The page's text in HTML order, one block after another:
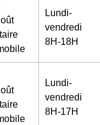
Lundi-
vendredi
8H-18H
Lundi-
vendredi
8H-17H